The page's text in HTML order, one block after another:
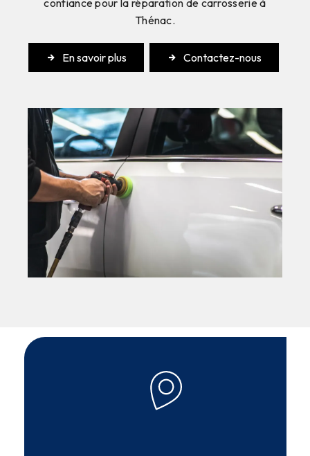
confiance pour la réparation de carrosserie à
Thénac.
En savoir plus Contactez-nous